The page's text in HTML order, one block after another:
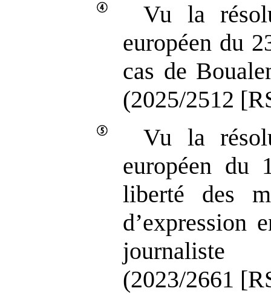
Vu la
européen du
cas de
(2025/2512
Vu la
européen du
liberté des
d’expression
journaliste
(2023/2661